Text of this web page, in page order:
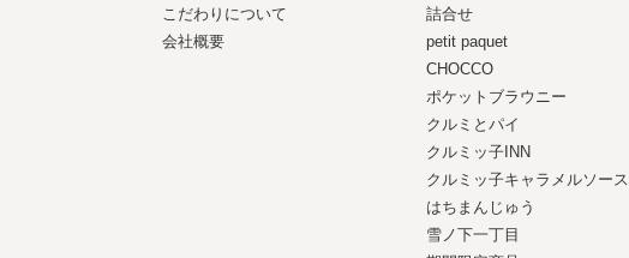
こだわりについて
会社概要
詰合せ
petit paquet
CHOCCO
ポケットブラウニー
クルミとパイ
クルミッ子INN
クルミッ子キャラメルソース
はちまんじゅう
雪ノ下一丁目